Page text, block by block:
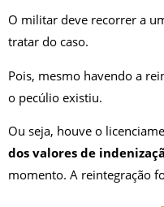
O militar deve recorrer a
tratar do caso.
Pois, mesmo havendo a
o pecúlio existiu.
Ou seja, houve o
dos valores de
momento. A reintegração